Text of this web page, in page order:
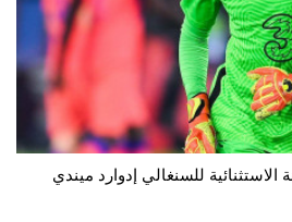
للسنغالي إدوارد ميندي